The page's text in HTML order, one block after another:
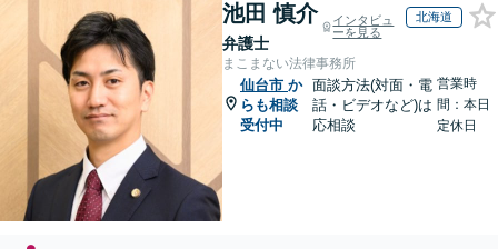
池田 慎介
弁護士
インタビュ
ーを見る
北海道
まこまない法律事務所
仙台市 か
らも相談
受付中
面談方法(対面・電
話・ビデオなど)は
応相談
営業時
間：本日
定休日